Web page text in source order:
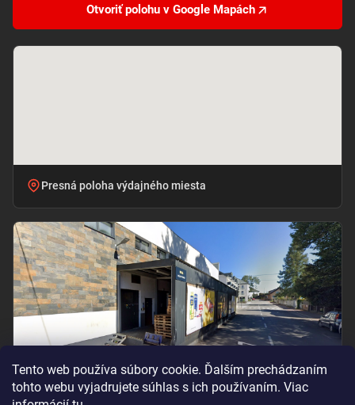
Tento web používa súbory cookie. Ďalším prechádzaním
tohto webu vyjadrujete súhlas s ich používaním. Viac
Otvoriť polohu v Google Mapách
Presná poloha výdajného miesta